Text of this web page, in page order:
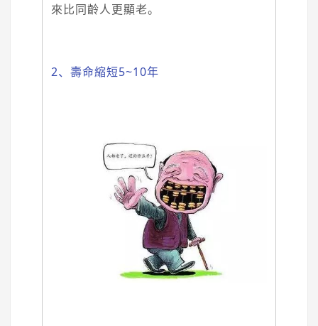
來比同齡人更顯老。
2、壽命縮短5~10年